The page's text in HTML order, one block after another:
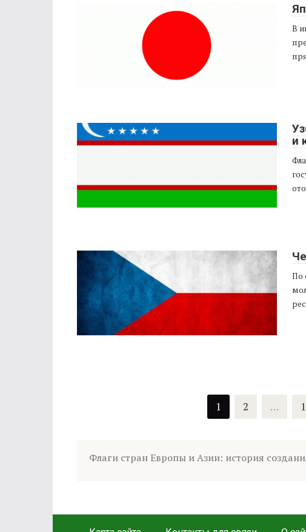
В
и
По
1 2 …
Флаги стран Европы и Азии: история